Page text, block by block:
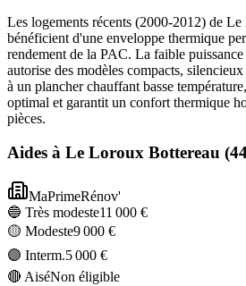
Les logements récents (2000-2012) de
bénéficient d'une enveloppe thermique
rendement de la PAC. La faible
autorise des modèles compacts,
à un plancher chauffant basse
optimal et garantit un confort thermique
pièces.
Aides à Le Loroux Bottereau (
MaPrimeRénov'
🔵 Très modeste11 000 €
🟡 Modeste9 000 €
🟣 Interm.5 000 €
🔴 AiséNon éligible